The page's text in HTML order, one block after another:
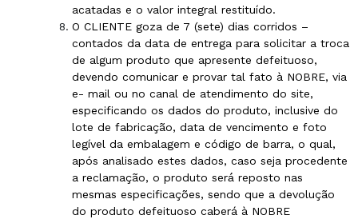
acatadas e o valor integral restituído.
O CLIENTE goza de 7 (sete) dias corridos –
contados da data de entrega para solicitar a troca
de algum produto que apresente defeituoso,
devendo comunicar e provar tal fato à NOBRE, via
e- mail ou no canal de atendimento do site,
especificando os dados do produto, inclusive do
lote de fabricação, data de vencimento e foto
legível da embalagem e código de barra, o qual,
após analisado estes dados, caso seja procedente
a reclamação, o produto será́ reposto nas
mesmas especificações, sendo que a devolução
do produto defeituoso caberá à NOBRE